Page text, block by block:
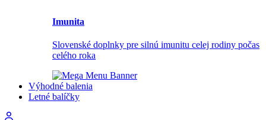
Imunita
Slovenské doplnky pre silnú imunitu celej rodiny počas
celého roka
Výhodné balenia
Letné balíčky